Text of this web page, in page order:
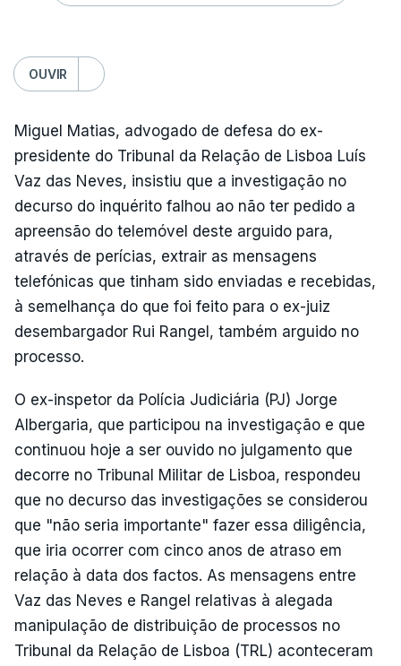
OUVIR
Miguel Matias, advogado de defesa do ex-
presidente do Tribunal da Relação de Lisboa Luís
Vaz das Neves, insistiu que a investigação no
decurso do inquérito falhou ao não ter pedido a
apreensão do telemóvel deste arguido para,
através de perícias, extrair as mensagens
telefónicas que tinham sido enviadas e recebidas,
à semelhança do que foi feito para o ex-juiz
desembargador Rui Rangel, também arguido no
processo.
O ex-inspetor da Polícia Judiciária (PJ) Jorge
Albergaria, que participou na investigação e que
continuou hoje a ser ouvido no julgamento que
decorre no Tribunal Militar de Lisboa, respondeu
que no decurso das investigações se considerou
que "não seria importante" fazer essa diligência,
que iria ocorrer com cinco anos de atraso em
relação à data dos factos. As mensagens entre
Vaz das Neves e Rangel relativas à alegada
manipulação de distribuição de processos no
Tribunal da Relação de Lisboa (TRL) aconteceram